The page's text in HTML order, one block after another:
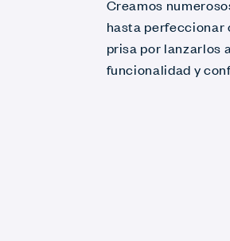
Creamos
hasta perfeccionar
prisa por lanzarlos
funcionalidad y